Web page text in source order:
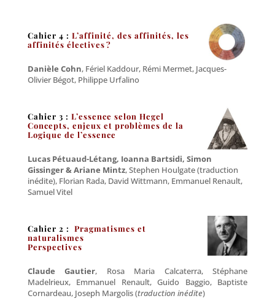
Cahier 4 : L’affinité, des affinités, les
affinités électives ?
Danièle Cohn, Fériel Kaddour, Rémi Mermet, Jacques-
Olivier Bégot, Philippe Urfalino
Cahier 3 : L’essence selon Hegel
Concepts, enjeux et problèmes de la
Logique de l’essence
Lucas Pétuaud-Létang, Ioanna Bartsidi, Simon
Gissinger & Ariane Mintz, Stephen Houlgate (traduction
inédite), Florian Rada, David Wittmann, Emmanuel Renault,
Samuel Vitel
Cahier 2 : Pragmatismes et
naturalismes
Perspectives
Claude Gautier, Rosa Maria Calcaterra, Stéphane
Madelrieux, Emmanuel Renault, Guido Baggio, Baptiste
Cornardeau, Joseph Margolis (traduction inédite)